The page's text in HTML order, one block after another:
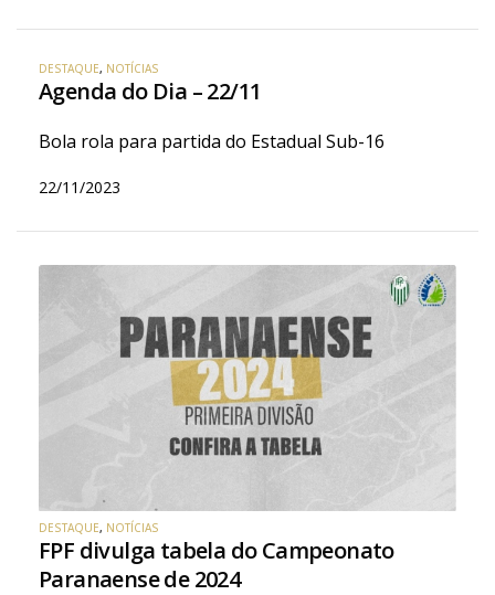
DESTAQUE, NOTÍCIAS
Agenda do Dia – 22/11
Bola rola para partida do Estadual Sub-16
22/11/2023
DESTAQUE, NOTÍCIAS
FPF divulga tabela do Campeonato
Paranaense de 2024